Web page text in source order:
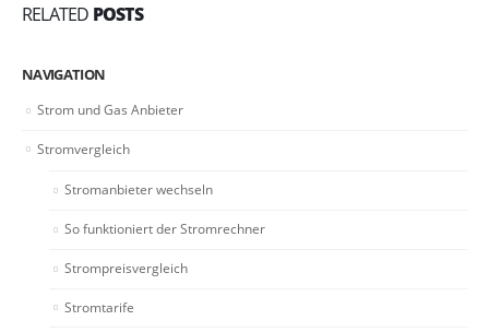
RELATED POSTS
NAVIGATION
Strom und Gas Anbieter
Stromvergleich
Stromanbieter wechseln
So funktioniert der Stromrechner
Strompreisvergleich
Stromtarife